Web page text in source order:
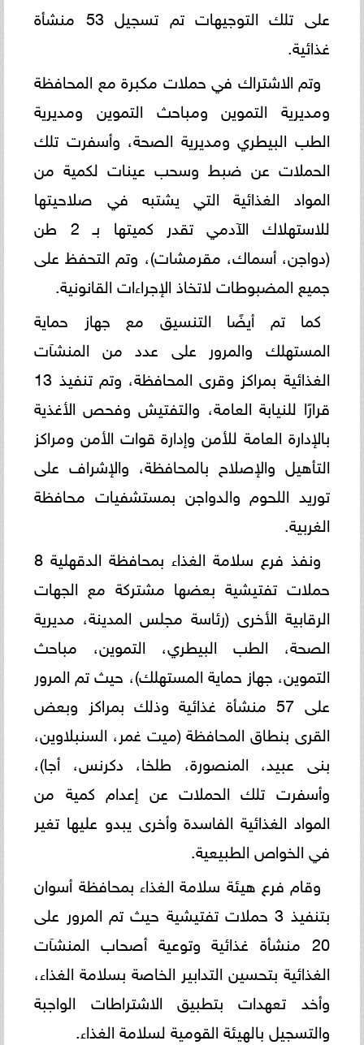
على تلك التوجيهات تم تسجيل 53 منشأة
غذائية.
وتم الاشتراك في حملات مكبرة مع المحافظة
ومديرية التموين ومباحث التموين ومديرية
الطب البيطري ومديرية الصحة، وأسفرت تلك
الحملات عن ضبط وسحب عينات لكمية من
المواد الغذائية التي يشتبه في صلاحيتها
للاستهلاك الآدمي تقدر كميتها بـ 2 طن
(دواجن، أسماك، مقرمشات)، وتم التحفظ على
جميع المضبوطات لاتخاذ الإجراءات القانونية.
كما تم أيضًا التنسيق مع جهاز حماية
المستهلك والمرور على عدد من المنشآت
الغذائية بمراكز وقرى المحافظة، وتم تنفيذ 13
قرارًا للنيابة العامة، والتفتيش وفحص الأغذية
بالإدارة العامة للأمن وإدارة قوات الأمن ومراكز
التأهيل والإصلاح بالمحافظة، والإشراف على
توريد اللحوم والدواجن بمستشفيات محافظة
الغربية.
ونفذ فرع سلامة الغذاء بمحافظة الدقهلية 8
حملات تفتيشية بعضها مشتركة مع الجهات
الرقابية الأخرى (رئاسة مجلس المدينة، مديرية
الصحة، الطب البيطري، التموين، مباحث
التموين، جهاز حماية المستهلك)، حيث تم المرور
على 57 منشأة غذائية وذلك بمراكز وبعض
القرى بنطاق المحافظة (ميت غمر، السنبلاوين،
بنى عبيد، المنصورة، طلخا، دكرنس، أجا)،
وأسفرت تلك الحملات عن إعدام كمية من
المواد الغذائية الفاسدة وأخرى يبدو عليها تغير
في الخواص الطبيعية.
وقام فرع هيئة سلامة الغذاء بمحافظة أسوان
بتنفيذ 3 حملات تفتيشية حيث تم المرور على
20 منشأة غذائية وتوعية أصحاب المنشآت
الغذائية بتحسين التدابير الخاصة بسلامة الغذاء،
وأخد تعهدات بتطبيق الاشتراطات الواجبة
والتسجيل بالهيئة القومية لسلامة الغذاء.